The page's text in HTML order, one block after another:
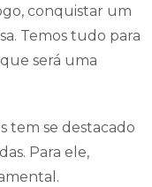
conquistar um
Temos tudo para
será uma
tem se destacado
Para ele,